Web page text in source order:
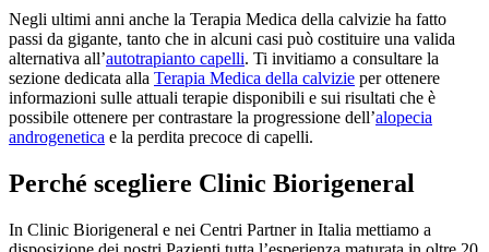
Negli ultimi anni anche la Terapia Medica della calvizie ha fatto
passi da gigante, tanto che in alcuni casi può costituire una valida
alternativa all’autotrapianto capelli. Ti invitiamo a consultare la
sezione dedicata alla Terapia Medica della calvizie per ottenere
informazioni sulle attuali terapie disponibili e sui risultati che è
possibile ottenere per contrastare la progressione dell’alopecia
androgenetica e la perdita precoce di capelli.
Perché scegliere Clinic Biorigeneral
In Clinic Biorigeneral e nei Centri Partner in Italia mettiamo a